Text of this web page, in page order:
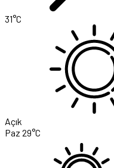
31°C
Açık
Paz 29°C